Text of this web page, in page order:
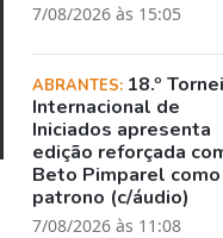
7/08/2026 às 15:05
ABRANTES: 18.º
Internacional de
Iniciados apresenta
edição reforçada
Beto Pimparel como
patrono (c/áudio)
7/08/2026 às 11:08